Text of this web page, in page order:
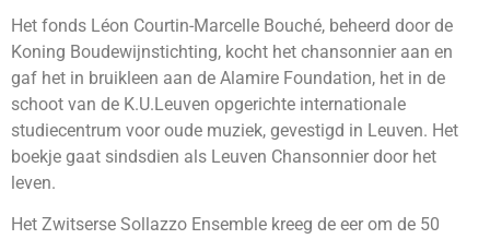
Het fonds Léon Courtin-Marcelle Bouché, beheerd door de
Koning Boudewijnstichting, kocht het chansonnier aan en
gaf het in bruikleen aan de Alamire Foundation, het in de
schoot van de K.U.Leuven opgerichte internationale
studiecentrum voor oude muziek, gevestigd in Leuven. Het
boekje gaat sindsdien als Leuven Chansonnier door het
leven.
Het Zwitserse Sollazzo Ensemble kreeg de eer om de 50